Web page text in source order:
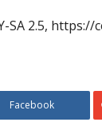
SA 2.5,
Facebook